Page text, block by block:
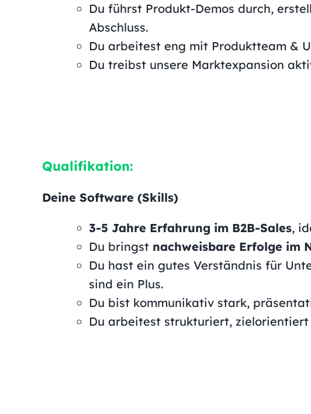
Du führst Produkt-Demos durch,
Abschluss.
Du arbeitest eng mit Produktteam &
Du treibst unsere Marktexpansion
Qualifikation:
Deine Software (Skills)
3-5 Jahre Erfahrung im B2B-Sales,
Du bringst nachweisbare Erfolge im
Du hast ein gutes Verständnis für
sind ein Plus.
Du bist kommunikativ stark,
Du arbeitest strukturiert,